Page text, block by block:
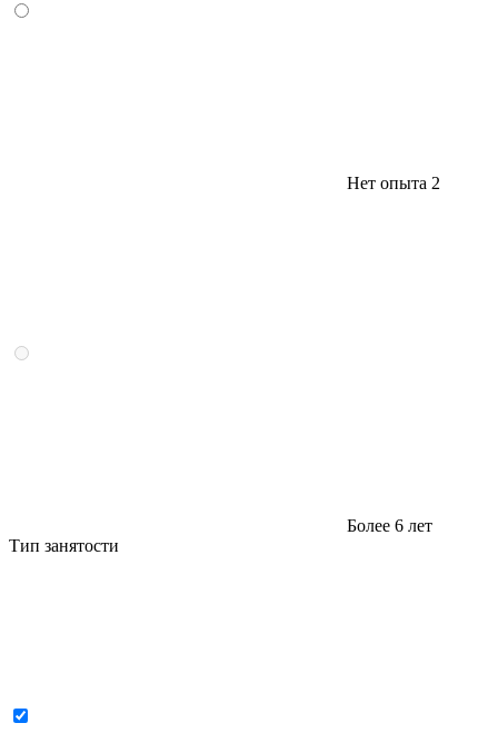
Нет опыта 2
Более 6 лет
Тип занятости